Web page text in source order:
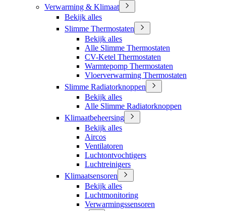
Verwarming & Klimaat
Bekijk alles
Slimme Thermostaten
Bekijk alles
Alle Slimme Thermostaten
CV-Ketel Thermostaten
Warmtepomp Thermostaten
Vloerverwarming Thermostaten
Slimme Radiatorknoppen
Bekijk alles
Alle Slimme Radiatorknoppen
Klimaatbeheersing
Bekijk alles
Aircos
Ventilatoren
Luchtontvochtigers
Luchtreinigers
Klimaatsensoren
Bekijk alles
Luchtmonitoring
Verwarmingssensoren